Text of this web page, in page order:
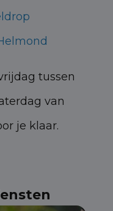
tussen
van
je klaar.